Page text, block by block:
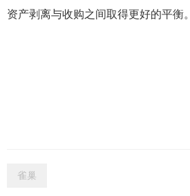
资产剥离与收购之间取得更好的平衡。
雀巢